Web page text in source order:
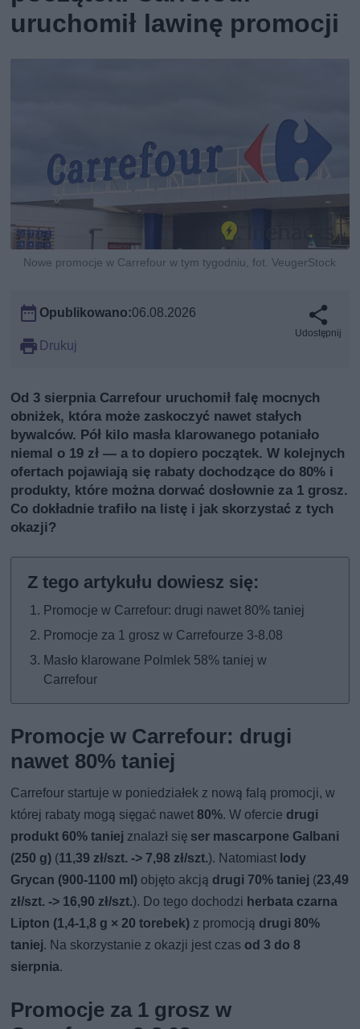
uruchomił lawinę promocji
Nowe promocje w Carrefour w tym tygodniu, fot. VeugerStock
Opublikowano:06.08.2026
Drukuj
Udostępnij
Od 3 sierpnia Carrefour uruchomił falę mocnych
obniżek, która może zaskoczyć nawet stałych
bywalców. Pół kilo masła klarowanego potaniało
niemal o 19 zł — a to dopiero początek. W kolejnych
ofertach pojawiają się rabaty dochodzące do 80% i
produkty, które można dorwać dosłownie za 1 grosz.
Co dokładnie trafiło na listę i jak skorzystać z tych
okazji?
Promocje w Carrefour: drugi nawet 80% taniej
Promocje za 1 grosz w Carrefourze 3-8.08
Masło klarowane Polmlek 58% taniej w
Carrefour
Promocje w Carrefour: drugi
nawet 80% taniej
Carrefour startuje w poniedziałek z nową falą promocji, w
której rabaty mogą sięgać nawet80%. W ofercie drugi
produkt 60% taniej znalazł się ser mascarpone Galbani
(250 g) (11,39 zł/szt. -> 7,98 zł/szt.). Natomiast lody
Grycan (900-1100 ml) objęto akcją drugi 70% taniej (23,49
zł/szt. -> 16,90 zł/szt.). Do tego dochodzi herbata czarna
Lipton (1,4-1,8 g × 20 torebek) z promocją drugi 80%
taniej. Na skorzystanie z okazji jest czas od 3 do 8
sierpnia.
Promocje za 1 grosz w